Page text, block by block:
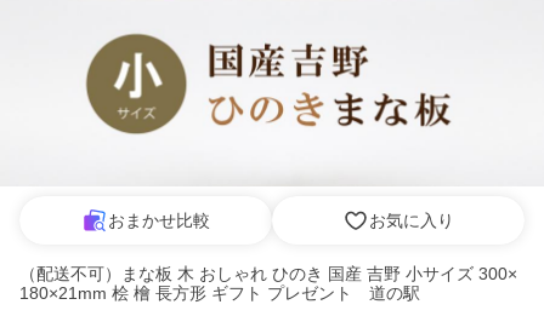
おまかせ比較 お気に入り
（配送不可）まな板 木 おしゃれ ひのき 国産 吉野 小サイズ 300×
180×21mm 桧 檜 長方形 ギフト プレゼント 道の駅